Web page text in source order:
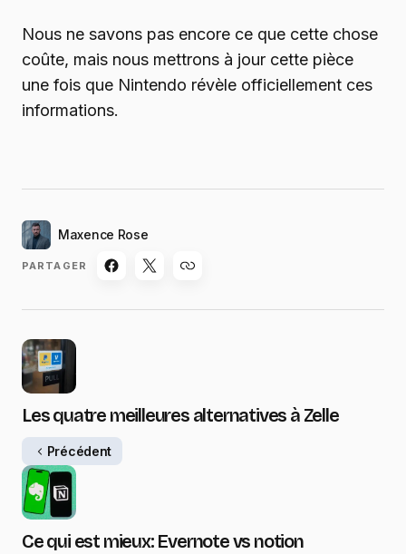
Nous ne savons pas encore ce que cette chose
coûte, mais nous mettrons à jour cette pièce
une fois que Nintendo révèle officiellement ces
informations.
Maxence Rose
PARTAGER
Les quatre meilleures alternatives à Zelle
Précédent
Ce qui est mieux: Evernote vs notion